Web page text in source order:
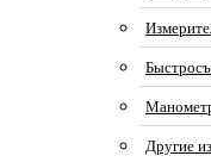
Другие